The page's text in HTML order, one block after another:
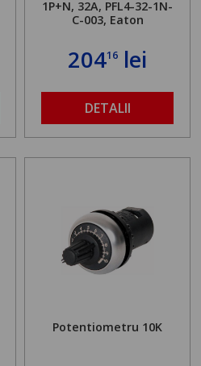
1P+N, 32A, PFL4-32-1N-
C-003, Eaton
20416 lei
DETALII
Potentiometru 10K